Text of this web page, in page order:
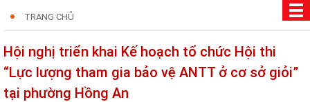
TRANG CHỦ
Hội nghị triển khai Kế hoạch tổ chức Hội thi
“Lực lượng tham gia bảo vệ ANTT ở cơ sở giỏi”
tại phường Hồng An